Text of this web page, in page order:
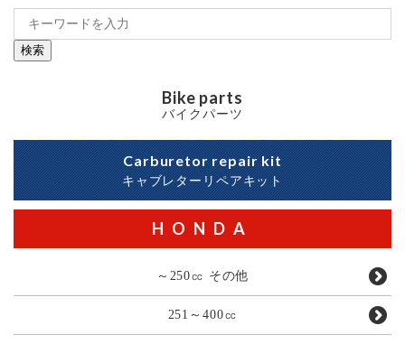
検索
Bike parts
バイクパーツ
Carburetor repair kit
キャブレターリペアキット
HONDA
～250㏄ その他
251～400㏄